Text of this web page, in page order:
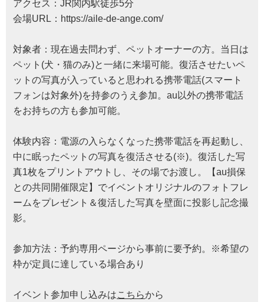
アクセス：JR関内駅徒歩5分
会場URL： https://aile-de-ange.com/
対象者：現在過去問わず、ペットオーナーの方。当日は
ペット(犬・猫のみ)と一緒に来場可能。復活させたいペ
ットの写真が入っていると思われる携帯電話(スマート
フォンは対象外)を持参のうえ参加。au以外の携帯電話
をお持ちの方も参加可能。
体験内容：電源の入らなくなった携帯電話を再起動し、
中に眠ったペットの写真を復活させる(※)。復活した写
真1枚をプリントアウトし、その場でお渡し。【au損保
との共同開催限定】でイベントオリジナルのフォトフレ
ームをプレゼント＆復活した写真を壁面に投影し記念撮
影。
参加方法：予約専用ページから事前に要予約。※希望の
枠が定員に達している場合あり
イベント参加申し込みはこちらから